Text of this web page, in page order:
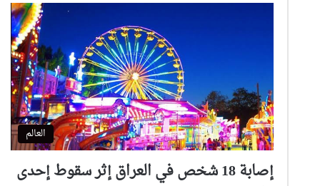
العالم
إصابة 18 شخص في العراق إثر سقوط إحدى